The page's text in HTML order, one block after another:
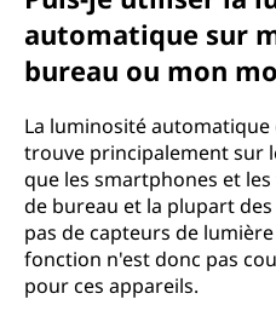
automatique sur
bureau ou mon
La luminosité
trouve principalement sur
que les smartphones et
de bureau et la plupart
pas de capteurs de
fonction n'est donc pas
pour ces appareils.